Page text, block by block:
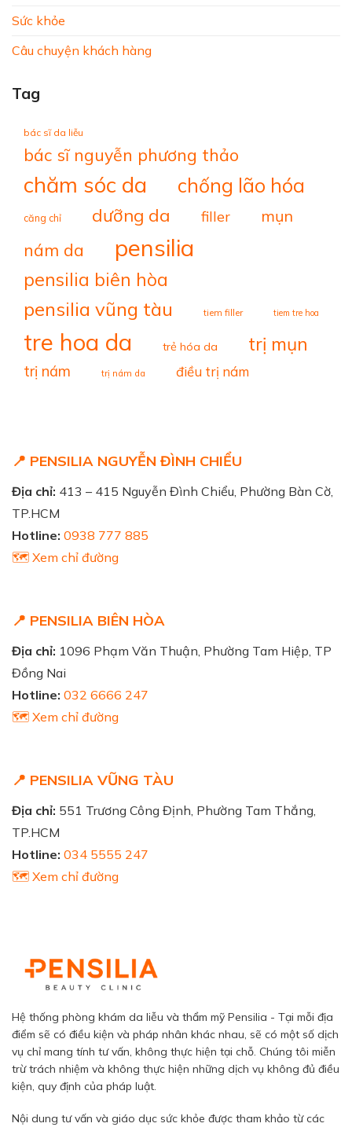
Sức khỏe
Câu chuyện khách hàng
Tag
bác sĩ da liễu
bác sĩ nguyễn phương thảo
chăm sóc da chống lão hóa
căng chỉ dưỡng da filler mụn
nám da pensilia
pensilia biên hòa
pensilia vũng tàu tiem filler tiem tre hoa
tre hoa da trẻ hóa da trị mụn
trị nám trị nám da điều trị nám
📍 PENSILIA NGUYỄN ĐÌNH CHIỂU
Địa chỉ: 413 – 415 Nguyễn Đình Chiểu, Phường Bàn Cờ,
TP.HCM
Hotline: 0938 777 885
🗺️ Xem chỉ đường
📍 PENSILIA BIÊN HÒA
Địa chỉ: 1096 Phạm Văn Thuận, Phường Tam Hiệp, TP
Đồng Nai
Hotline: 032 6666 247
🗺️ Xem chỉ đường
📍 PENSILIA VŨNG TÀU
Địa chỉ: 551 Trương Công Định, Phường Tam Thắng,
TP.HCM
Hotline: 034 5555 247
🗺️ Xem chỉ đường
Hệ thống phòng khám da liễu và thẩm mỹ Pensilia - Tại mỗi địa
điểm sẽ có điều kiện và pháp nhân khác nhau, sẽ có một số dịch
vụ chỉ mang tính tư vấn, không thực hiện tại chỗ. Chúng tôi miễn
trừ trách nhiệm và không thực hiện những dịch vụ không đủ điều
kiện, quy định của pháp luật.
Nội dung tư vấn và giáo dục sức khỏe được tham khảo từ các